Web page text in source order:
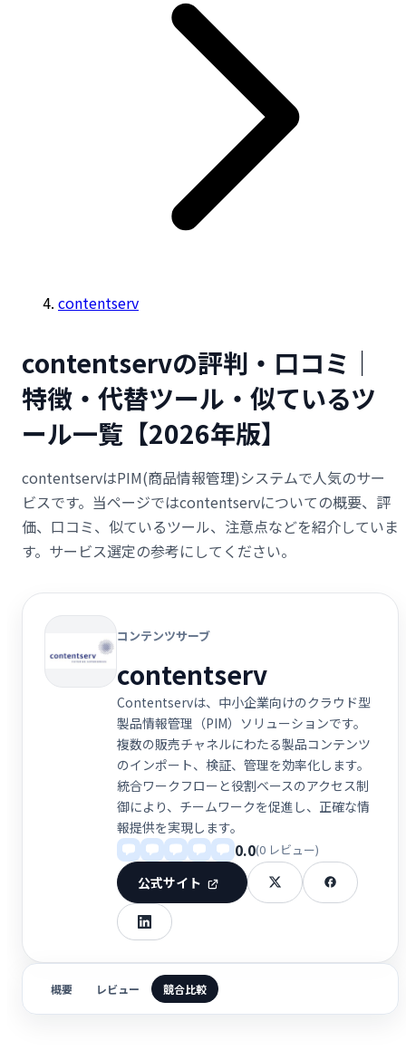
contentserv
contentservの評判・口コミ｜
特徴・代替ツール・似ているツ
ール一覧【2026年版】
contentservはPIM(商品情報管理)システムで人気のサー
ビスです。当ページではcontentservについての概要、評
価、口コミ、似ているツール、注意点などを紹介していま
す。サービス選定の参考にしてください。
コンテンツサーブ
contentserv
Contentservは、中小企業向けのクラウド型
製品情報管理（PIM）ソリューションです。
複数の販売チャネルにわたる製品コンテンツ
のインポート、検証、管理を効率化します。
統合ワークフローと役割ベースのアクセス制
御により、チームワークを促進し、正確な情
報提供を実現します。
0.0(0 レビュー)
公式サイト
概要 レビュー 競合比較